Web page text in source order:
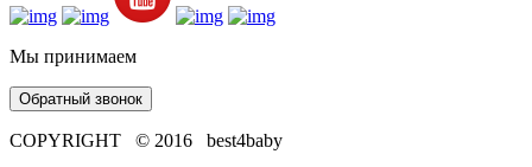
Мы принимаем
Обратный звонок
COPYRIGHT © 2016 best4baby